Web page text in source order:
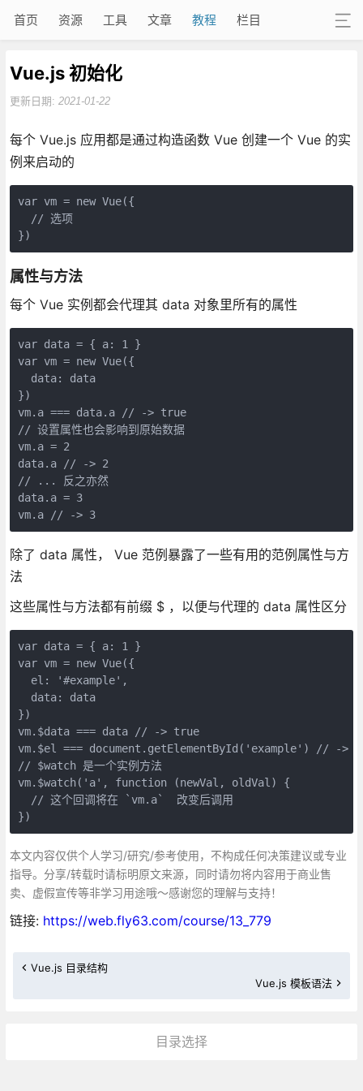
首页 资源 工具 文章 教程 栏目
Vue.js 初始化
更新日期: 2021-01-22
每个 Vue.js 应用都是通过构造函数 Vue 创建一个 Vue 的实
例来启动的
var vm = new Vue({
  // 选项
属性与方法
每个 Vue 实例都会代理其 data 对象里所有的属性
var data = { a: 1 }
var vm = new Vue({
  data: data
})
vm.a === data.a // -> true
// 设置属性也会影响到原始数据
vm.a = 2
data.a // -> 2
// ... 反之亦然
data.a = 3
vm.a // -> 3
除了 data 属性， Vue 范例暴露了一些有用的范例属性与方
法
这些属性与方法都有前缀 $ ，以便与代理的 data 属性区分
var data = { a: 1 }
var vm = new Vue({
  el: '#example',
  data: data
})
vm.$data === data // -> true
vm.$el === document.getElementById('example') // ->
// $watch 是一个实例方法
vm.$watch('a', function (newVal, oldVal) {
  // 这个回调将在 `vm.a`  改变后调用
})
本文内容仅供个人学习/研究/参考使用，不构成任何决策建议或专业
指导。分享/转载时请标明原文来源，同时请勿将内容用于商业售
卖、虚假宣传等非学习用途哦～感谢您的理解与支持！
链接: https://web.fly63.com/course/13_779
Vue.js 目录结构
Vue.js 模板语法
目录选择